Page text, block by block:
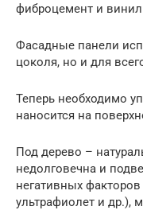
фиброцемент и
Фасадные панели
цоколя, но и для
Теперь необходимо
наносится на
Под дерево –
недолговечна и
негативных
ультрафиолет и др.),